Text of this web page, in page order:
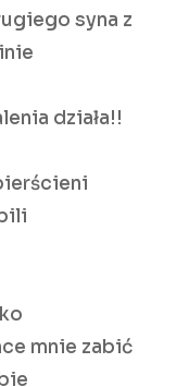
syna z
działa!!
mnie zabić